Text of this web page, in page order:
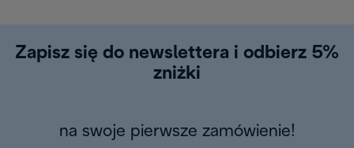
Zapisz się do newslettera i odbierz 5%
zniżki
na swoje pierwsze zamówienie!